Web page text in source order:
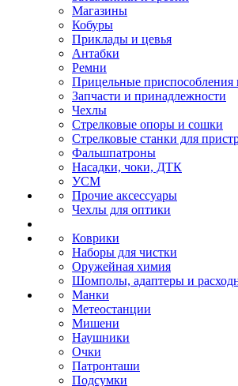
Магазины
Кобуры
Приклады и цевья
Антабки
Ремни
Прицельные
Запчасти и принадлежности
Чехлы
Стрелковые опоры и сошки
Стрелковые станки для
Фальшпатроны
Насадки, чоки, ДТК
УСМ
Прочие аксессуары
Чехлы для оптики
Коврики
Наборы для чистки
Оружейная химия
Шомполы, адаптеры и
Манки
Метеостанции
Мишени
Наушники
Очки
Патронташи
Подсумки